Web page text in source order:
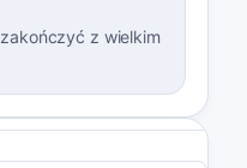
zakończyć z wielkim